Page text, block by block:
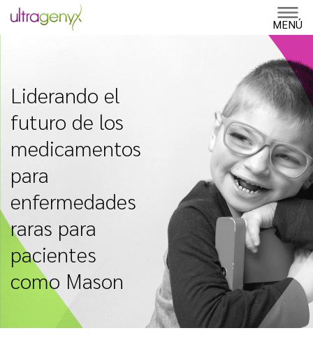
Skip
content
MENÚ
Liderando el
futuro de los
medicamentos
para
enfermedades
raras para
pacientes
como Mason